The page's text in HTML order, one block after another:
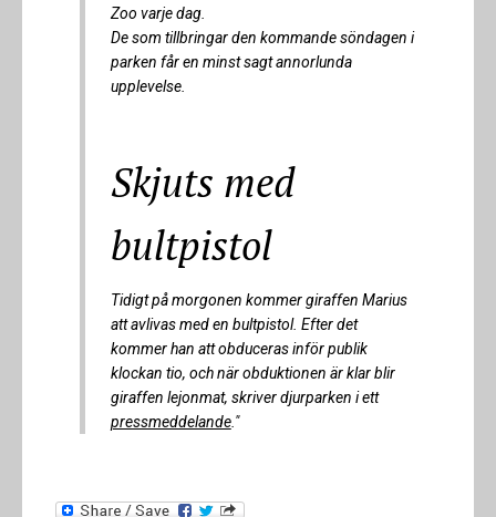
Zoo varje dag.
De som tillbringar den kommande söndagen i
parken får en minst sagt annorlunda
upplevelse.
Skjuts med
bultpistol
Tidigt på morgonen kommer giraffen Marius
att avlivas med en bultpistol. Efter det
kommer han att obduceras inför publik
klockan tio, och när obduktionen är klar blir
giraffen lejonmat, skriver djurparken i ett
pressmeddelande."